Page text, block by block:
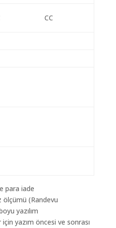
CC
para iade
ölçümü (Randevu
yazılım
yazım öncesi ve sonrası